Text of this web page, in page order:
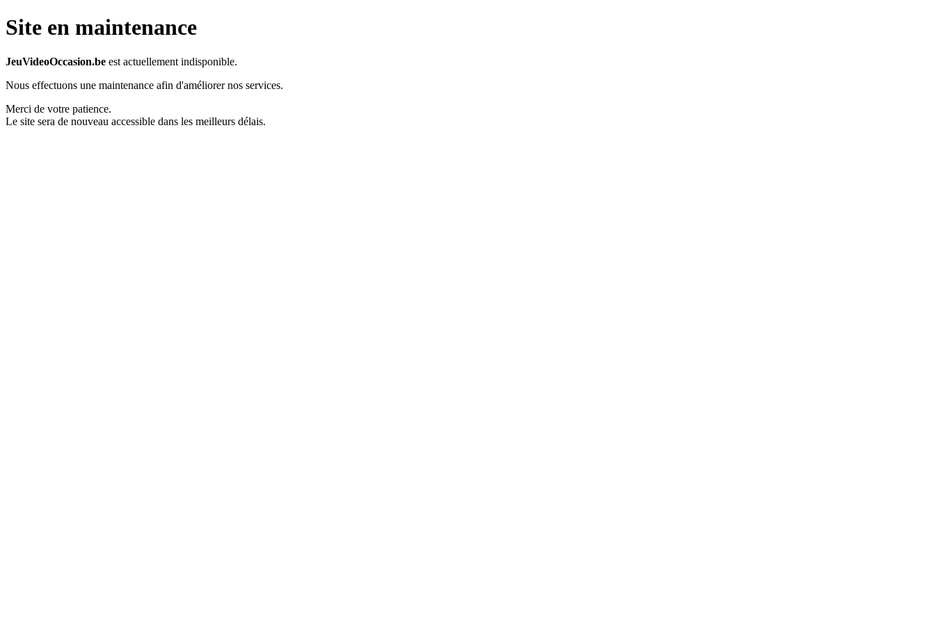
Site en maintenance
JeuVideoOccasion.be est actuellement indisponible.
Nous effectuons une maintenance afin d'améliorer nos services.
Merci de votre patience.
Le site sera de nouveau accessible dans les meilleurs délais.